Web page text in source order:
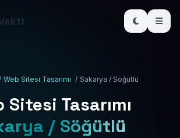
Web Sitesi Tasarımı / Sakarya / Söğütlü
Sitesi Tasarımı
/ Söğütlü